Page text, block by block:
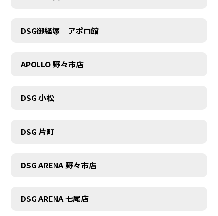
DSG御経塚 アポロ館
APOLLO 野々市店
DSG 小松
DSG 片町
DSG ARENA 野々市店
DSG ARENA 七尾店